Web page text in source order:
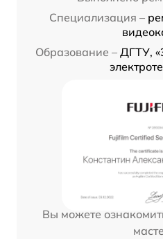
Специализация –
Образование – ДГТУ,
Вы можете